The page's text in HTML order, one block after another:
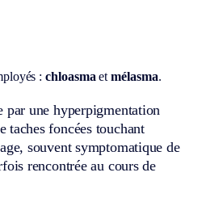
:chloasma etmélasma.
par une hyperpigmentation
taches foncées touchant
souvent symptomatique de
rencontrée au cours de